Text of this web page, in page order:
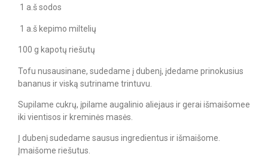
1 a.š sodos
1 a.š kepimo miltelių
100 g kapotų riešutų
Tofu nusausinane, sudedame į dubenį, įdedame prinokusius
bananus ir viską sutriname trintuvu.
Supilame cukrų, įpilame augalinio aliejaus ir gerai išmaišomee
iki vientisos ir kreminės masės.
Į dubenį sudedame sausus ingredientus ir išmaišome.
Įmaišome riešutus.